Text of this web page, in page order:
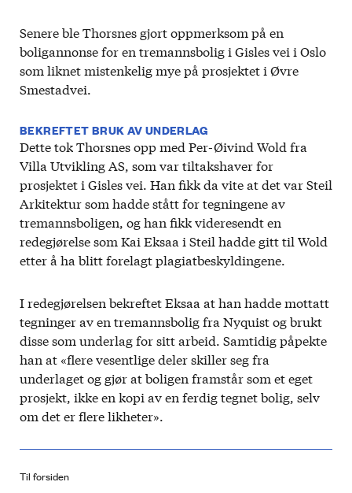
Senere ble Thorsnes gjort oppmerksom på en
boligannonse for en tremannsbolig i Gisles vei i Oslo
som liknet mistenkelig mye på prosjektet i Øvre
Smestadvei.
BEKREFTET BRUK AV UNDERLAG
Dette tok Thorsnes opp med Per-Øivind Wold fra
Villa Utvikling AS, som var tiltakshaver for
prosjektet i Gisles vei. Han fikk da vite at det var Steil
Arkitektur som hadde stått for tegningene av
tremannsboligen, og han fikk videresendt en
redegjørelse som Kai Eksaa i Steil hadde gitt til Wold
etter å ha blitt forelagt plagiatbeskyldingene.
I redegjørelsen bekreftet Eksaa at han hadde mottatt
tegninger av en tremannsbolig fra Nyquist og brukt
disse som underlag for sitt arbeid. Samtidig påpekte
han at «flere vesentlige deler skiller seg fra
underlaget og gjør at boligen framstår som et eget
prosjekt, ikke en kopi av en ferdig tegnet bolig, selv
om det er flere likheter».
Til forsiden